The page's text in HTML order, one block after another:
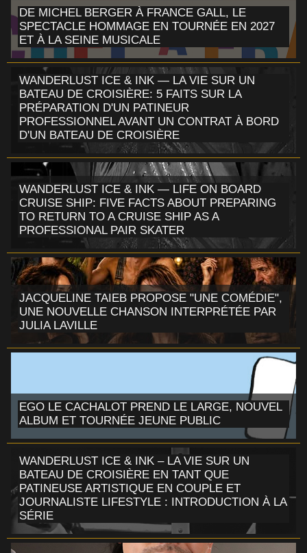
DE MICHEL BERGER À FRANCE GALL, LE
SPECTACLE HOMMAGE EN TOURNÉE EN 2027
ET À LA SEINE MUSICALE
WANDERLUST ICE & INK — LA VIE SUR UN
BATEAU DE CROISIÈRE: 5 FAITS SUR LA
PRÉPARATION D'UN PATINEUR
PROFESSIONNEL AVANT UN CONTRAT À BORD
D'UN BATEAU DE CROISIÈRE
WANDERLUST ICE & INK — LIFE ON BOARD
CRUISE SHIP: FIVE FACTS ABOUT PREPARING
TO RETURN TO A CRUISE SHIP AS A
PROFESSIONAL PAIR SKATER
JACQUELINE TAIEB PROPOSE "UNE COMÉDIE",
UNE NOUVELLE CHANSON INTERPRÉTÉE PAR
JULIA LAVILLE
EGO LE CACHALOT PREND LE LARGE, NOUVEL
ALBUM ET TOURNÉE JEUNE PUBLIC
WANDERLUST ICE & INK – LA VIE SUR UN
BATEAU DE CROISIÈRE EN TANT QUE
PATINEUSE ARTISTIQUE EN COUPLE ET
JOURNALISTE LIFESTYLE : INTRODUCTION À LA
SÉRIE